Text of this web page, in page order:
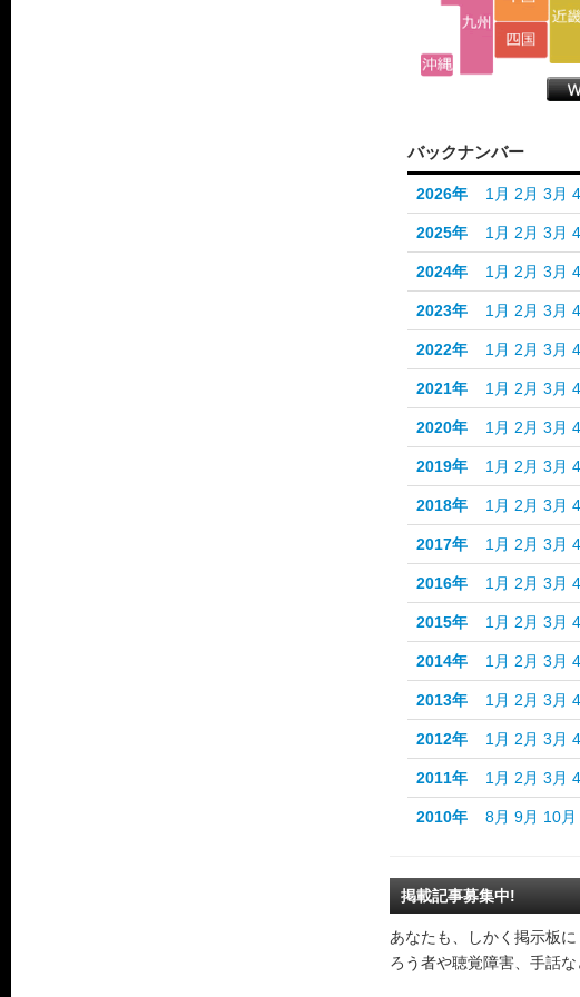
バックナンバー
2026年 1月 2月 3月
2025年 1月 2月 3月
2024年 1月 2月 3月
2023年 1月 2月 3月
2022年 1月 2月 3月
2021年 1月 2月 3月
2020年 1月 2月 3月
2019年 1月 2月 3月
2018年 1月 2月 3月
2017年 1月 2月 3月
2016年 1月 2月 3月
2015年 1月 2月 3月
2014年 1月 2月 3月
2013年 1月 2月 3月
2012年 1月 2月 3月
2011年 1月 2月 3月
2010年 8月 9月 10月
掲載記事募集中!
あなたも、しかく掲示板
ろう者や聴覚障害、手話